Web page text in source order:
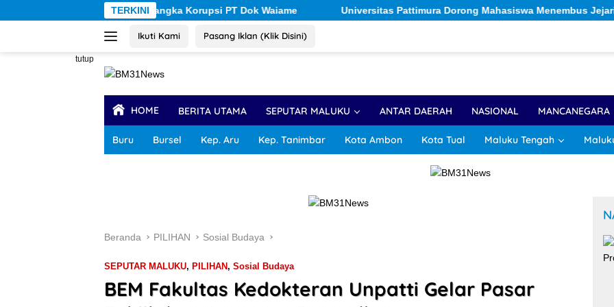
ke
TERKINI
Tersangka Korupsi PT Dok Waiame Universitas Pattimura Dorong Mahasiswa Menembus Jejaring Akademik Global
Ikuti Kami Pasang Iklan (Klik Disini)
tutup
HOME BERITA UTAMA SEPUTAR MALUKU ANTAR DAERAH NASIONAL MANCANEGARA
Buru Bursel Kep. Aru Kep. Tanimbar Kota Ambon Kota Tual Maluku Tengah
Beranda PILIHAN Sosial Budaya
SEPUTAR MALUKU, PILIHAN, Sosial Budaya
BEM Fakultas Kedokteran Unpatti Gelar Pasar